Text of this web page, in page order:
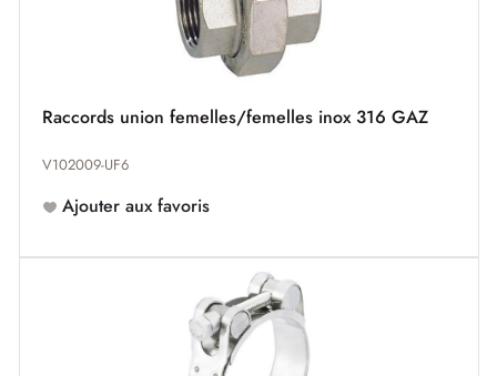
Raccords union femelles/femelles inox 316 GAZ
V102009-UF6
Ajouter aux favoris